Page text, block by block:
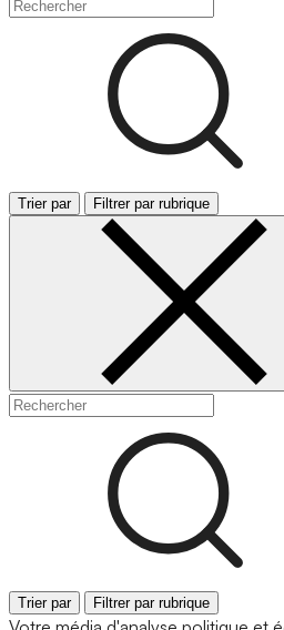
Trier par Filtrer par rubrique
Trier par Filtrer par rubrique